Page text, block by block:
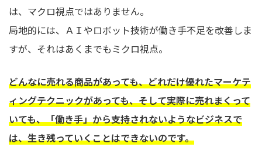
は、マクロ視点ではありません。
局地的には、ＡＩやロボット技術が働き手不足を改善しま
すが、それはあくまでもミクロ視点。
どんなに売れる商品があっても、どれだけ優れたマーケテ
ィングテクニックがあっても、そして実際に売れまくって
いても、「働き手」から支持されないようなビジネスで
は、生き残っていくことはできないのです。